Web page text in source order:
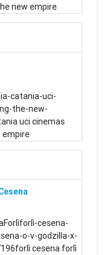
new empire
catania-uci-
the-new-
uci cinemas
empire
cesena-
o-v-godzilla-x-
cesena forlì